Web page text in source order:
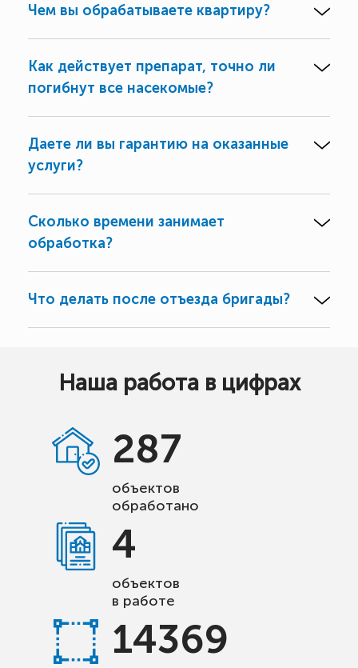
Чем вы обрабатываете квартиру?
Как действует препарат, точно ли
погибнут все насекомые?
Даете ли вы гарантию на оказанные
услуги?
Сколько времени занимает
обработка?
Что делать после отъезда бригады?
Наша работа в цифрах
287
объектов
обработано
4
объектов
в работе
14369